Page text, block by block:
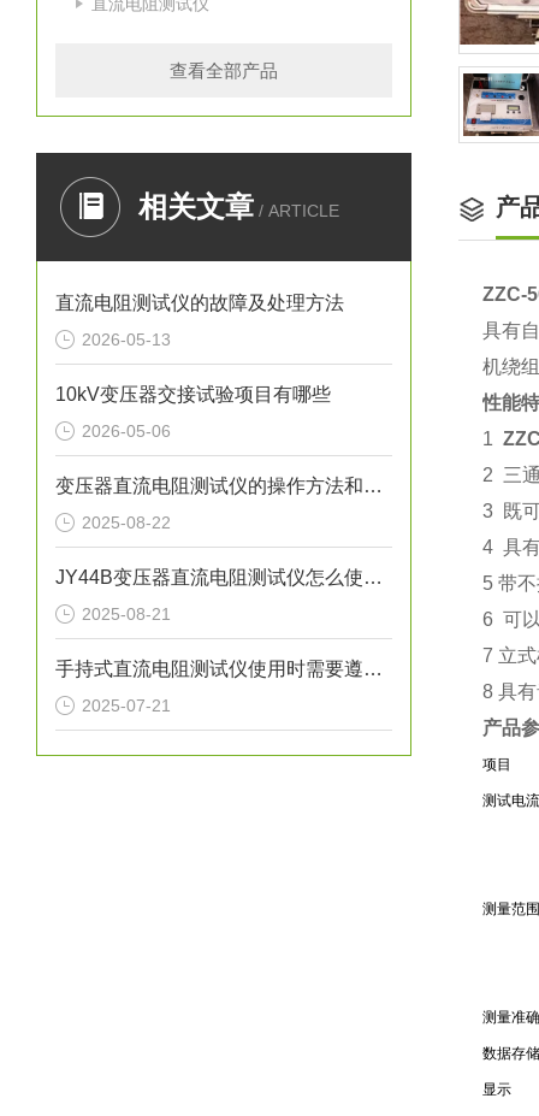
查看全部产品
相关文章 / ARTICLE
直流电阻测试仪的故障及处理方法
2026-05-13
10kV变压器交接试验项目有哪些
2026-05-06
变压器直流电阻测试仪的操作方法和应用范围
2025-08-22
JY44B变压器直流电阻测试仪怎么使用？
2025-08-21
手持式直流电阻测试仪使用时需要遵守哪些要求
2025-07-21
产
ZZC-
具有
机绕
性能
1
2 三
3 既
4 具
5 带
6 可
7 立
8 具
产品
项目
测试电流
测量范围
测量准
数据存储
显示